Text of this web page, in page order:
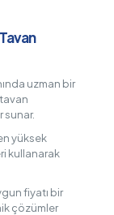
uzman bir
sunar.
yüksek
kullanarak
fiyatı bir
çözümler